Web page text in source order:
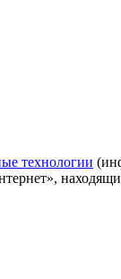
технологии